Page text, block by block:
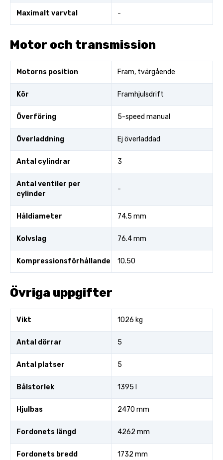
Maximalt varvtal -
Motor och transmission
Motorns position Fram, tvärgående
Kör Framhjulsdrift
Överföring 5-speed manual
Överladdning Ej överladdad
Antal cylindrar 3
Antal ventiler per
cylinder
-
Håldiameter 74.5 mm
Kolvslag 76.4 mm
Kompressionsförhållande 10.50
Övriga uppgifter
Vikt 1026 kg
Antal dörrar 5
Antal platser 5
Bålstorlek 1395 l
Hjulbas 2470 mm
Fordonets längd 4262 mm
Fordonets bredd 1732 mm